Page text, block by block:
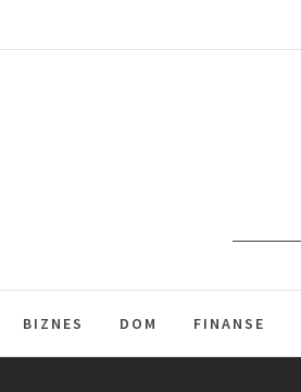
BIZNES DOM FINANSE